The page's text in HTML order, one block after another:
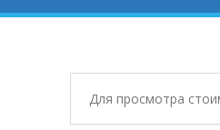
Для просмотра